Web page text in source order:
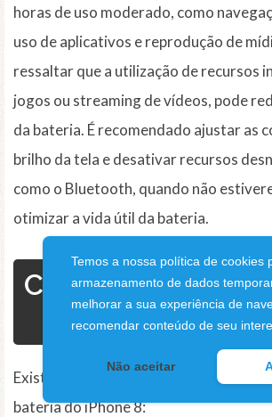
horas de uso moderado, como
uso de aplicativos e reprodução de
ressaltar que a utilização de recursos
jogos ou streaming de vídeos, pode
da bateria. É recomendado ajustar as
brilho da tela e desativar recursos
como o Bluetooth, quando não
otimizar a vida útil da bateria.
Como melhorar a
da bateria do
Existem várias maneiras de melhorar a
bateria do iPhone 8:
Temos a nossa política de cookies
armazenamento de dados
melhorar a sua experiência de
recomendar conteúdo de seu
Não aceitar